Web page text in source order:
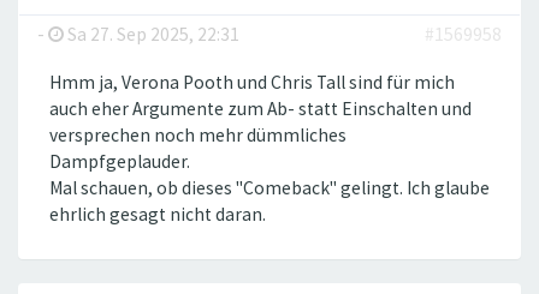
-
Sa 27. Sep 2025, 22:31 #1569958
Hmm ja, Verona Pooth und Chris Tall sind für mich
auch eher Argumente zum Ab- statt Einschalten und
versprechen noch mehr dümmliches
Dampfgeplauder.
Mal schauen, ob dieses "Comeback" gelingt. Ich glaube
ehrlich gesagt nicht daran.